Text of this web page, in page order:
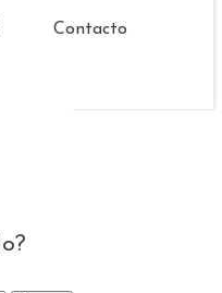
Contacto